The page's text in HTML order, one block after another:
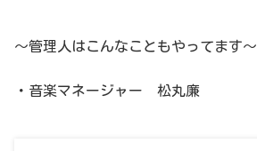
～管理人はこんなこともやってます～
・音楽マネージャー 松丸廉